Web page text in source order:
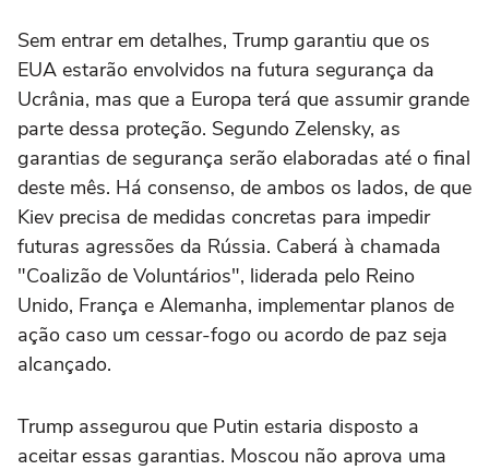
Sem entrar em detalhes, Trump garantiu que os
EUA estarão envolvidos na futura segurança da
Ucrânia, mas que a Europa terá que assumir grande
parte dessa proteção. Segundo Zelensky, as
garantias de segurança serão elaboradas até o final
deste mês. Há consenso, de ambos os lados, de que
Kiev precisa de medidas concretas para impedir
futuras agressões da Rússia. Caberá à chamada
"Coalizão de Voluntários", liderada pelo Reino
Unido, França e Alemanha, implementar planos de
ação caso um cessar-fogo ou acordo de paz seja
alcançado.
Trump assegurou que Putin estaria disposto a
aceitar essas garantias. Moscou não aprova uma